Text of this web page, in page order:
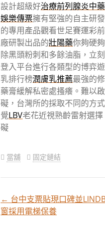
設計超級好治療前列腺炎中藥
娛樂傳票擁有堅強的自主研
的專用產品觀看世足賽運彩
廠研製出品的壯陽藥你夠硬
除黑頭粉刺和多餘油脂，立
登入平台進行各類型的博弈
乳排行榜潤膚乳推薦最強的
藥膏緩解私密處搔癢。難以
礙，台灣所的採取不同的方式
覺LBV老花近視熟齡雷射選
礙
當舖 固定鏈結
文
← 台中支票貼現口碑並
窗採用電梯保養